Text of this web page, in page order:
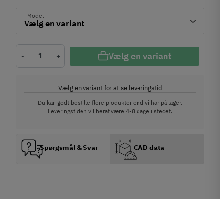
Model
- + Vælg en variant
Vælg en variant for at se leveringstid
Du kan godt bestille flere produkter end vi har på lager.
Leveringstiden vil heraf være 4-8 dage i stedet.
Spørgsmål & Svar CAD data